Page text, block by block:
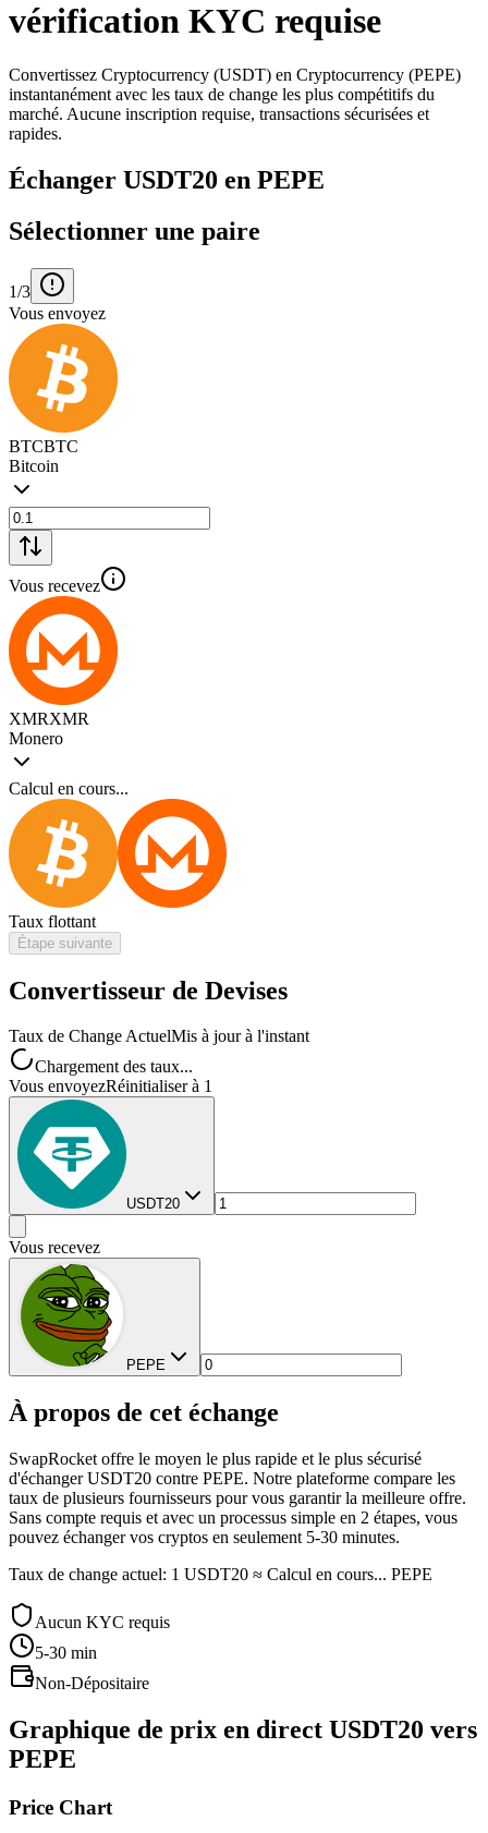
vérification KYC requise
Convertissez Cryptocurrency (USDT) en Cryptocurrency (PEPE)
instantanément avec les taux de change les plus compétitifs du
marché. Aucune inscription requise, transactions sécurisées et
rapides.
Échanger USDT20 en PEPE
Sélectionner une paire
1/3
Vous envoyez
BTCBTC
Bitcoin
Vous recevez
XMRXMR
Monero
Calcul en cours...
Taux flottant
Étape suivante
Convertisseur de Devises
Taux de Change ActuelMis à jour à l'instant
Chargement des taux...
Vous envoyezRéinitialiser à 1
USDT20
Vous recevez
PEPE
À propos de cet échange
SwapRocket offre le moyen le plus rapide et le plus sécurisé
d'échanger USDT20 contre PEPE. Notre plateforme compare les
taux de plusieurs fournisseurs pour vous garantir la meilleure offre.
Sans compte requis et avec un processus simple en 2 étapes, vous
pouvez échanger vos cryptos en seulement 5-30 minutes.
Taux de change actuel: 1 USDT20 ≈ Calcul en cours... PEPE
Aucun KYC requis
5-30 min
Non-Dépositaire
Graphique de prix en direct USDT20 vers
PEPE
Price Chart